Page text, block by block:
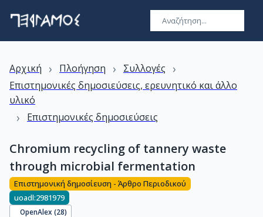
Αρχική › Πλοήγηση › Συλλογές ›
Επιστημονικές δημοσιεύσεις, ερευνητικό και άλλο
υλικό
› Επιστημονικές δημοσιεύσεις
Chromium recycling of tannery waste
through microbial fermentation
Επιστημονική δημοσίευση - Άρθρο Περιοδικού
uoadl:2981979
OpenAlex (28)